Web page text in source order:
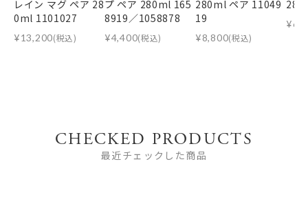
レイン マグ ペア 28
0ml 1101027
¥13,200(税込)
プ ペア 280ml 165
8919／1058878
¥4,400(税込)
280ml ペア 11049
19
¥8,800(税込)
¥
CHECKED PRODUCTS
最近チェックした商品